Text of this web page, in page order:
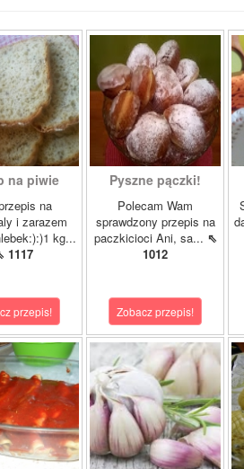
na piwie
na
i zarazem
kg...
1117
przepis!
Pyszne pączki!
Polecam Wam
sprawdzony przepis na
paczkicioci Ani, sa... ⇖
1012
Zobacz przepis!